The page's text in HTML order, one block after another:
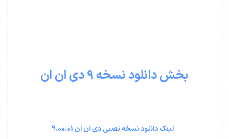
بخش دانلود نسخه 9 دی ان ان
لینک دانلود نسخه نصبی دی ان ان 9.00.01